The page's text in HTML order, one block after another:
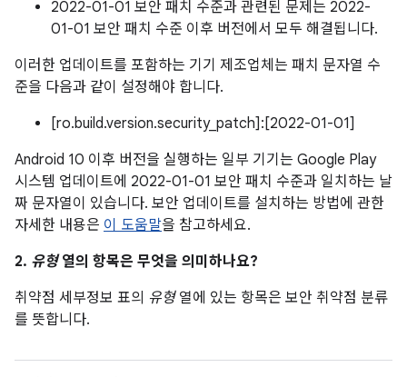
2022-01-01 보안 패치 수준과 관련된 문제는 2022-
01-01 보안 패치 수준 이후 버전에서 모두 해결됩니다.
이러한 업데이트를 포함하는 기기 제조업체는 패치 문자열 수
준을 다음과 같이 설정해야 합니다.
[ro.build.version.security_patch]:[2022-01-01]
Android 10 이후 버전을 실행하는 일부 기기는 Google Play
시스템 업데이트에 2022-01-01 보안 패치 수준과 일치하는 날
짜 문자열이 있습니다. 보안 업데이트를 설치하는 방법에 관한
자세한 내용은 이 도움말을 참고하세요.
2. 유형열의 항목은 무엇을 의미하나요?
취약점 세부정보 표의 유형열에 있는 항목은 보안 취약점 분류
를 뜻합니다.